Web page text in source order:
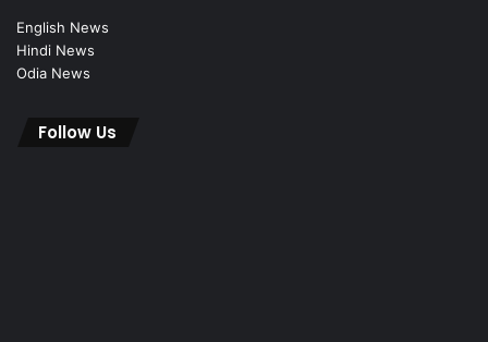
English News
Hindi News
Odia News
Follow Us